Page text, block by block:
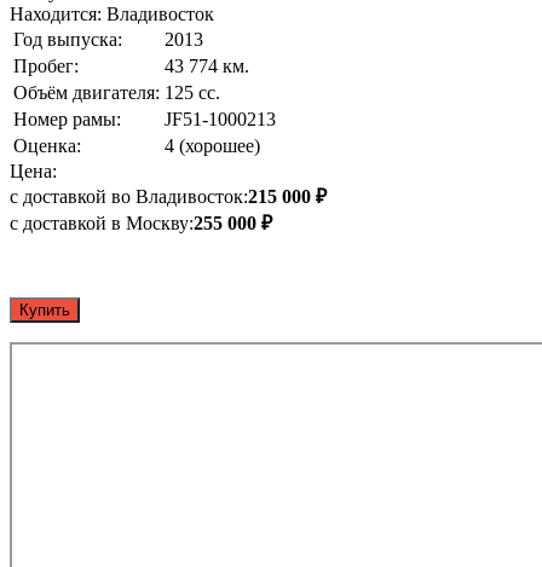
Находится: Владивосток
Год выпуска:
2013
Пробег:
43 774 км.
Объём двигателя: 125 сс.
Номер рамы:
JF51-1000213
Оценка:
4 (хорошее)
Цена:
с доставкой во Владивосток:215 000 ₽
с доставкой в Москву:255 000 ₽
Купить